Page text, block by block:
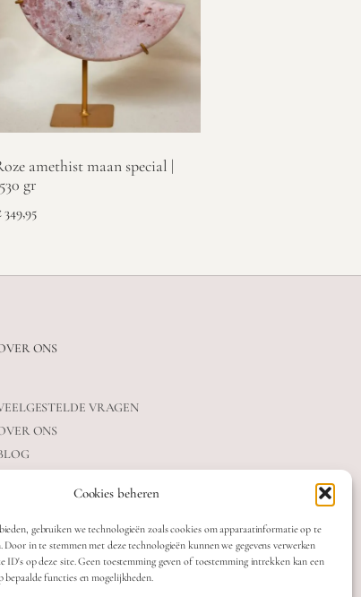
Cookies beheren
gebruiken we technologieën zoals cookies om apparaatinformatie op te
Door in te stemmen met deze technologieën kunnen we gegevens verwerken
ID's op deze site. Geen toestemming geven of toestemming intrekken kan een
functies en mogelijkheden.
amethist maan special |
gr
349,95
ONS
VRAGEN
ONS